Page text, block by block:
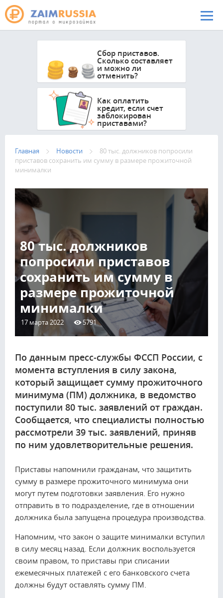
Перейти к основному содержанию
Сбор приставов.
Сколько составляет
и можно ли
отменить?
Как оплатить
кредит, если счет
заблокирован
приставами?
Главная Новости
80 тыс. должников попросили
приставов сохранить им сумму в размере прожиточной
минималки
80 тыс. должников
попросили приставов
сохранить им сумму в
размере прожиточной
минималки
17 марта 2022 5791
По данным пресс-службы ФССП России, с
момента вступления в силу закона,
который защищает сумму прожиточного
минимума (ПМ) должника, в ведомство
поступили 80 тыс. заявлений от граждан.
Сообщается, что специалисты полностью
рассмотрели 39 тыс. заявлений, приняв
по ним удовлетворительные решения.
Приставы напомнили гражданам, что защитить
сумму в размере прожиточного минимума они
могут путем подготовки заявления. Его нужно
отправить в то подразделение, где в отношении
должника была запущена процедура производства.
Напомним, что закон о защите минималки вступил
в силу месяц назад. Если должник воспользуется
своим правом, то приставы при списании
ежемесячных платежей с его банковского счета
должны будут оставлять сумму ПМ.